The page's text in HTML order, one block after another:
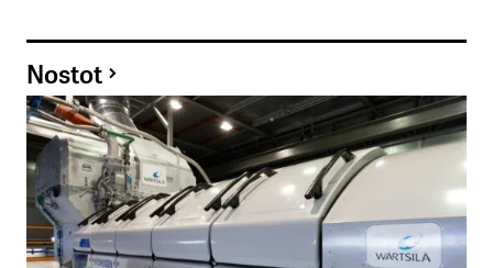
Nostot